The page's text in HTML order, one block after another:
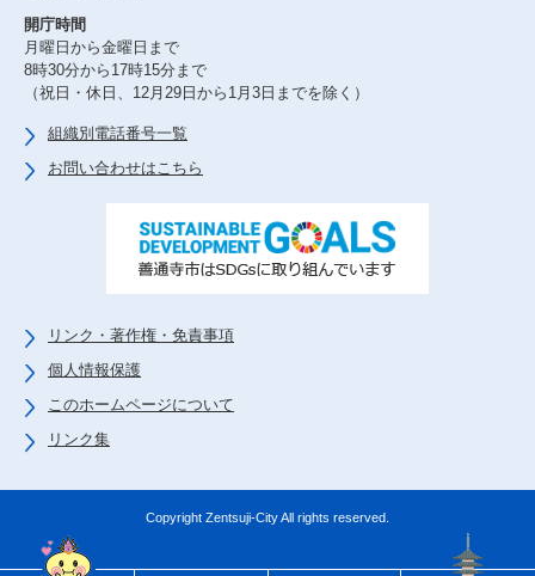
開庁時間
月曜日から金曜日まで
8時30分から17時15分まで
（祝日・休日、12月29日から1月3日までを除く）
組織別電話番号一覧
お問い合わせはこちら
リンク・著作権・免責事項
個人情報保護
このホームページについて
リンク集
Copyright Zentsuji-City All rights reserved.